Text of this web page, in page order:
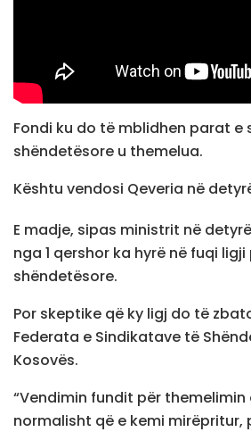
Fondi ku do të mblidhen parat e
shëndetësore u themelua.
Kështu vendosi Qeveria në
E madje, sipas ministrit në
nga 1 qershor ka hyrë në fuqi
shëndetësore.
Por skeptike që ky ligj do të
Federata e Sindikatave të
Kosovës.
“Vendimin fundit për themelimin
normalisht që e kemi mirëpritur,